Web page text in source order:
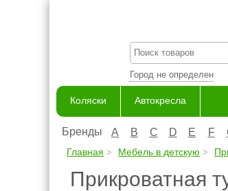
Город не определен
Коляски Автокресла
Бренды A B C D E F
Главная Мебель в детскую
Прикроватная